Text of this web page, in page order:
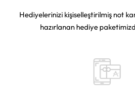
Hediyelerinizi kişiselleştirilmiş not
hazırlanan hediye